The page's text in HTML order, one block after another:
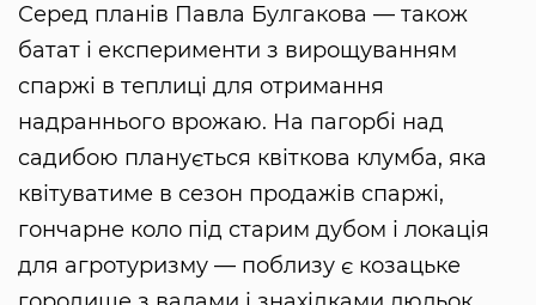
Серед планів Павла Булгакова — також
батат і експерименти з вирощуванням
спаржі в теплиці для отримання
надраннього врожаю. На пагорбі над
садибою планується квіткова клумба, яка
квітуватиме в сезон продажів спаржі,
гончарне коло під старим дубом і локація
для агротуризму — поблизу є козацьке